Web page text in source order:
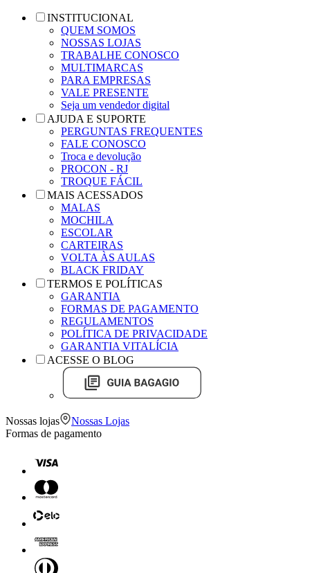
INSTITUCIONAL
QUEM SOMOS
NOSSAS LOJAS
TRABALHE CONOSCO
MULTIMARCAS
PARA EMPRESAS
VALE PRESENTE
Seja um vendedor digital
AJUDA E SUPORTE
PERGUNTAS FREQUENTES
FALE CONOSCO
Troca e devolução
PROCON - RJ
TROQUE FÁCIL
MAIS ACESSADOS
MALAS
MOCHILA
ESCOLAR
CARTEIRAS
VOLTA ÀS AULAS
BLACK FRIDAY
TERMOS E POLÍTICAS
GARANTIA
FORMAS DE PAGAMENTO
REGULAMENTOS
POLÍTICA DE PRIVACIDADE
GARANTIA VITALÍCIA
ACESSE O BLOG
Nossas lojas
Nossas Lojas
Formas de pagamento